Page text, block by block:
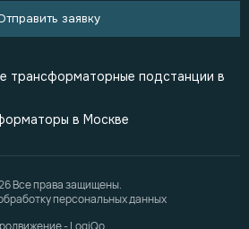
заявку
трансформаторные подстанции в
в Москве
Все права защищены.
персональных данных
- LogiQo